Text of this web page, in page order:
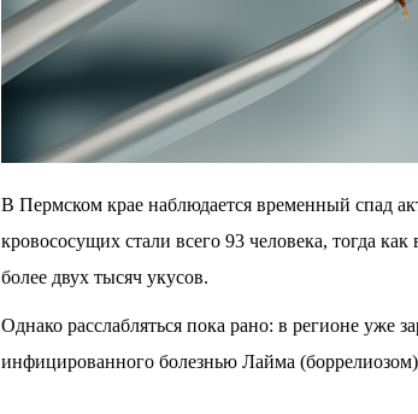
В Пермском крае наблюдается временный спад
кровососущих стали всего 93 человека, тогда
более двух тысяч укусов.
Однако расслабляться пока рано: в регионе уже
инфицированного болезнью Лайма